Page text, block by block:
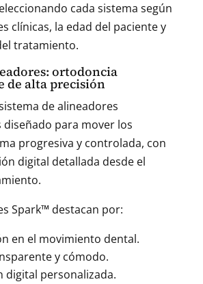
cada sistema según
clínicas, la edad del paciente y
tratamiento.
ortodoncia
de alta precisión
de alineadores
para mover los
progresiva y controlada, con
digital detallada desde el
Spark™ destacan por:
en el movimiento dental.
y cómodo.
digital personalizada.